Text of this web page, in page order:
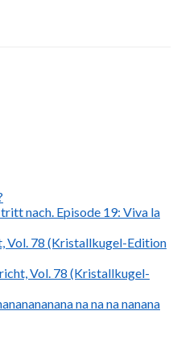
nach. Episode 19: Viva la
Vol. 78 (Kristallkugel-Edition
Vol. 78 (Kristallkugel-
na na na nanana